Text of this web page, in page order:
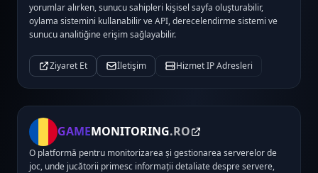
yorumlar alırken, sunucu sahipleri kişisel sayfa oluşturabilir,
oylama sistemini kullanabilir ve API, derecelendirme sistemi ve
sunucu analitiğine erişim sağlayabilir.
Ziyaret Et İletişim Hizmet IP Adresleri
GAMEMONITORING.RO
O platformă pentru monitorizarea și gestionarea serverelor de
joc, unde jucătorii primesc informații detaliate despre servere,